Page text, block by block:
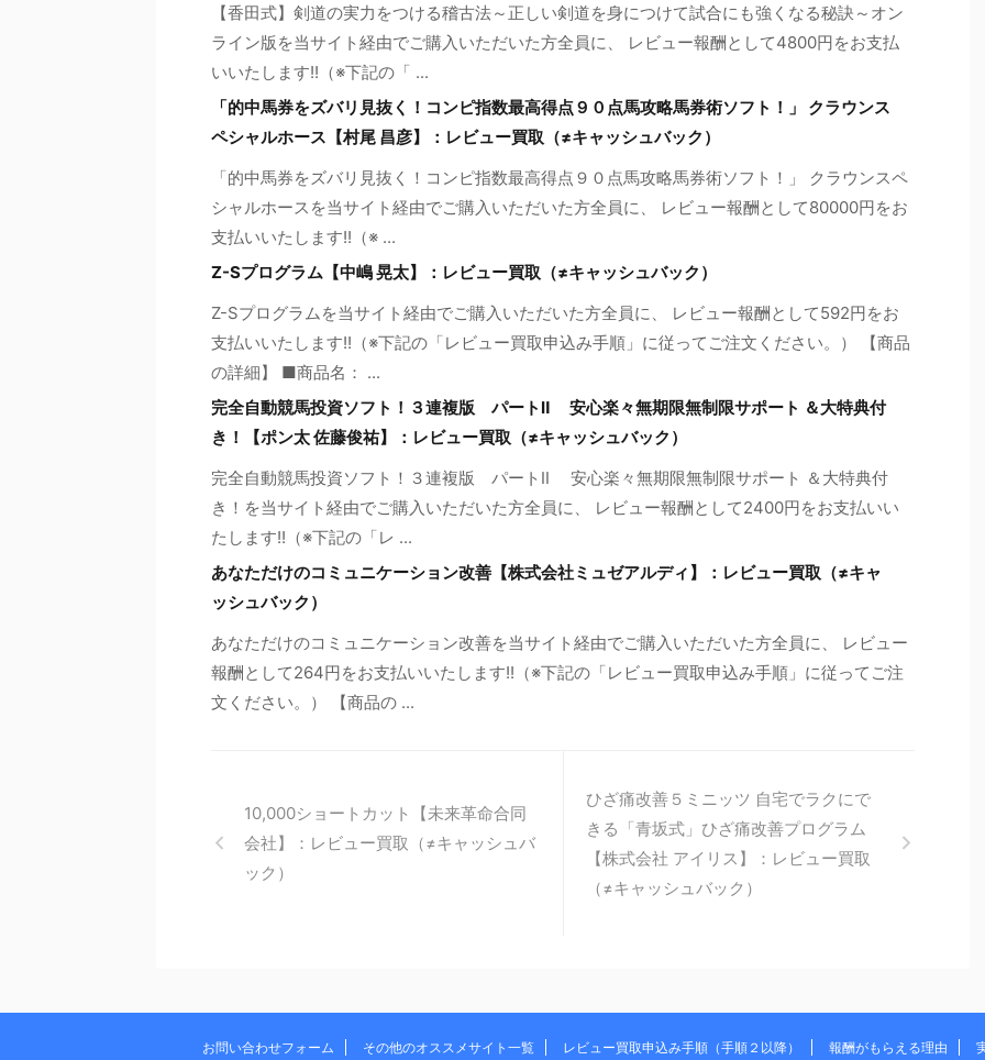
【香田式】剣道の実力をつける稽古法～正しい剣道を身につけて試合にも強くなる秘訣～オン
ライン版を当サイト経由でご購入いただいた方全員に、 レビュー報酬として4800円をお支払
いいたします!!（※下記の「 ...
「的中馬券をズバリ見抜く！コンピ指数最高得点９０点馬攻略馬券術ソフト！」 クラウンス
ペシャルホース【村尾 昌彦】：レビュー買取（≠キャッシュバック）
「的中馬券をズバリ見抜く！コンピ指数最高得点９０点馬攻略馬券術ソフト！」 クラウンスペ
シャルホースを当サイト経由でご購入いただいた方全員に、 レビュー報酬として80000円をお
支払いいたします!!（※ ...
Z-Sプログラム【中嶋 晃太】：レビュー買取（≠キャッシュバック）
Z-Sプログラムを当サイト経由でご購入いただいた方全員に、 レビュー報酬として592円をお
支払いいたします!!（※下記の「レビュー買取申込み手順」に従ってご注文ください。） 【商品
の詳細】 ■商品名： ...
完全自動競馬投資ソフト！３連複版 パートⅡ 安心楽々無期限無制限サポート ＆大特典付
き！【ポン太 佐藤俊祐】：レビュー買取（≠キャッシュバック）
完全自動競馬投資ソフト！３連複版 パートⅡ 安心楽々無期限無制限サポート ＆大特典付
き！を当サイト経由でご購入いただいた方全員に、 レビュー報酬として2400円をお支払いい
たします!!（※下記の「レ ...
あなただけのコミュニケーション改善【株式会社ミュゼアルディ】：レビュー買取（≠キャ
ッシュバック）
あなただけのコミュニケーション改善を当サイト経由でご購入いただいた方全員に、 レビュー
報酬として264円をお支払いいたします!!（※下記の「レビュー買取申込み手順」に従ってご注
文ください。） 【商品の ...
10,000ショートカット【未来革命合同
会社】：レビュー買取（≠キャッシュバ
ック）
ひざ痛改善５ミニッツ 自宅でラクにで
きる「青坂式」ひざ痛改善プログラム
【株式会社 アイリス】：レビュー買取
（≠キャッシュバック）
お問い合わせフォーム その他のオススメサイト一覧 レビュー買取申込み手順（手順２以降） 報酬がもらえる理由